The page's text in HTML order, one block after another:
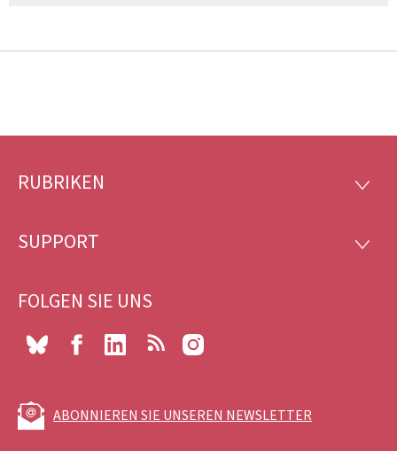
Footer
RUBRIKEN
SUPPORT
FOLGEN SIE UNS
Bluesky FacebookLinkedIn RSS
ABONNIEREN SIE UNSEREN NEWSLETTER